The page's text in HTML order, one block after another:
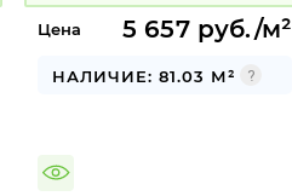
Цена 5 657 руб./м²
НАЛИЧИЕ: 81.03 М²